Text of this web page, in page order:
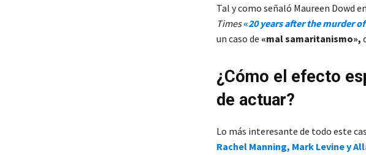
Tal y como señaló Maureen Dowd
Times «20 years after the murder
un caso de «mal samaritanismo»,
¿Cómo el efecto
de actuar?
Lo más interesante de todo este
Rachel Manning, Mark Levine y